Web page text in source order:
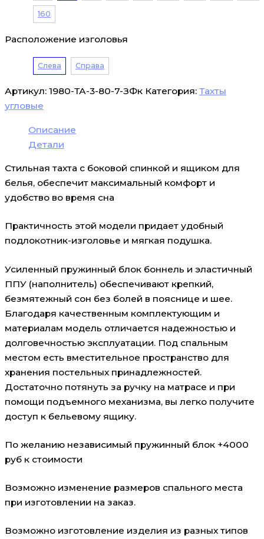
160
Расположение изголовья
Слева Справа
Артикул: 1980-ТА-3-80-7-ЗФк Категория: Тахты
угловые
Описание
Детали
Стильная тахта с боковой спинкой и ящиком для
белья, обеспечит максимальный комфорт и
удобство во время сна
Практичность этой модели придает удобный
подлокотник-изголовье и мягкая подушка.
Усиленный пружинный блок боннель и эластичный
ППУ (наполнитель) обеспечивают крепкий,
безмятежный сон без болей в пояснице и шее.
Благодаря качественным комплектующим и
материалам модель отличается надежностью и
долговечностью эксплуатации. Под спальным
местом есть вместительное пространство для
хранения постельных принадлежностей.
Достаточно потянуть за ручку на матрасе и при
помощи подъемного механизма, вы легко получите
доступ к бельевому ящику.
По желанию независимый пружинный блок +4000
руб к стоимости
Возможно изменение размеров спального места
при изготовлении на заказ.
Возможно изготовление изделия из разных типов